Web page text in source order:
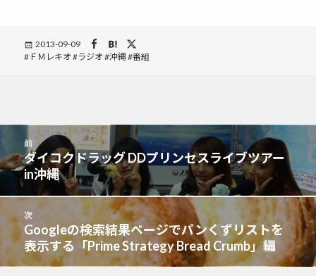
Posted
on
2013-09-09
TagsＦＭレキオ ラジオ 沖縄 番組
ナ
ゲ
ー
ョ
ン
前
前
の
稿:
ダイコクドラッグ DDプリンセスライブツアー
in沖縄
次
次
の
投
Googleの検索結果ページでパンくずリストを
表示する「Prime Strategy Bread Crumb」編